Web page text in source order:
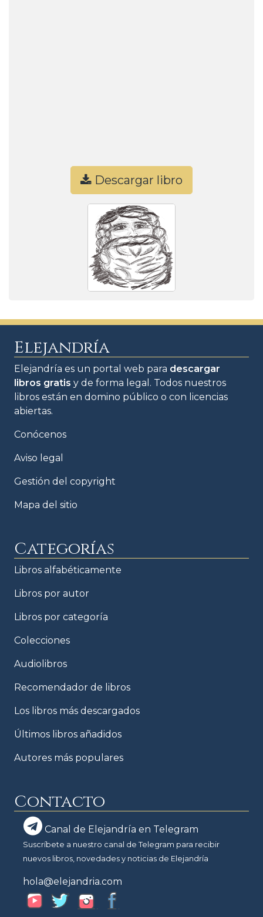
Descargar libro
Elejandría
Elejandría es un portal web para descargar
libros gratis y de forma legal. Todos nuestros
libros están en domino público o con licencias
abiertas.
Conócenos
Aviso legal
Gestión del copyright
Mapa del sitio
Categorías
Libros alfabéticamente
Libros por autor
Libros por categoría
Colecciones
Audiolibros
Recomendador de libros
Los libros más descargados
Últimos libros añadidos
Autores más populares
Contacto
Canal de Elejandría en Telegram
Suscríbete a nuestro canal de Telegram para recibir
nuevos libros, novedades y noticias de Elejandría
hola@elejandria.com